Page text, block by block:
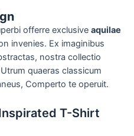
offerre exclusive aquilae
invenies. Ex imaginibus
nostra collectio
quaeras classicum
Comperto te operuit.
T-Shirt